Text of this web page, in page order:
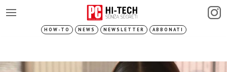
HOW-TO NEWS NEWSLETTER ABBONATI